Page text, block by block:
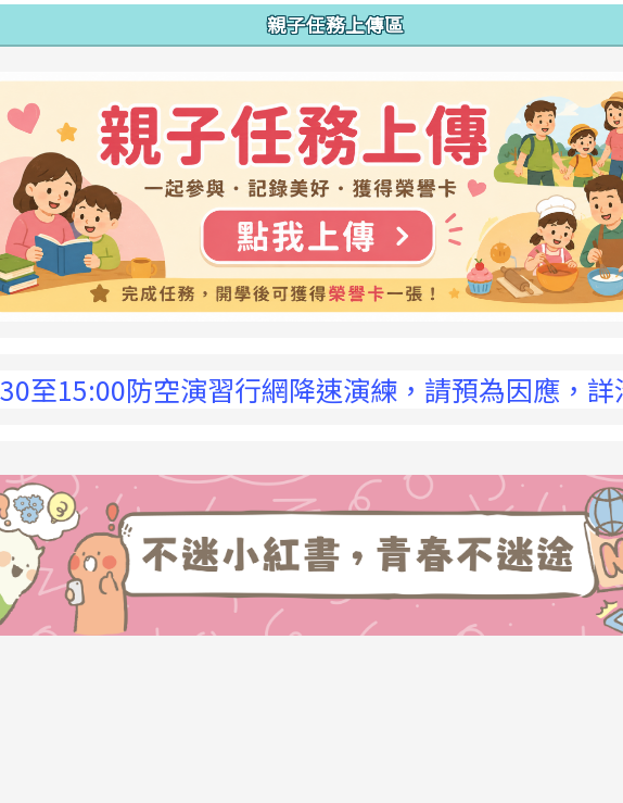
親子任務上傳區
防空演習行網降速演練，請預為因應，詳洽NCC官
link to https://eliteracy.edu.tw/